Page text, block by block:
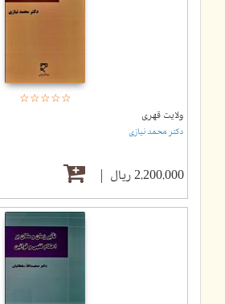
☆☆☆☆☆
★★★★★
ولایت قهری
دکتر محمد نیازی
2,200,000 ریال